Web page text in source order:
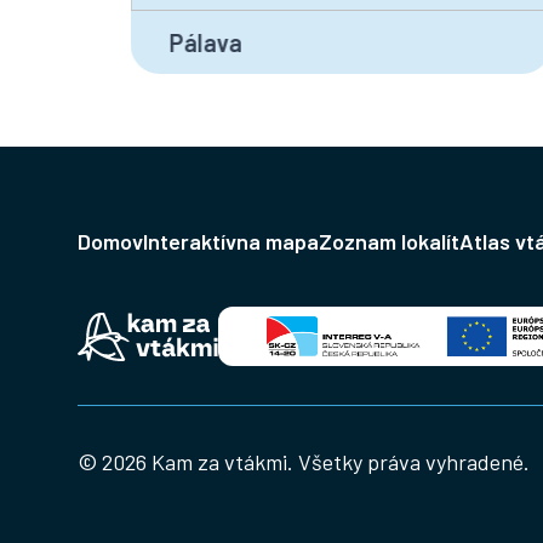
Pálava
DomovInteraktívna mapaZoznam lokalítAtlas
© 2026 Kam za vtákmi. Všetky práva vyhradené.